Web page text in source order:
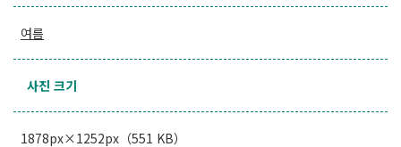
여름
사진 크기
1878px×1252px（551 KB）